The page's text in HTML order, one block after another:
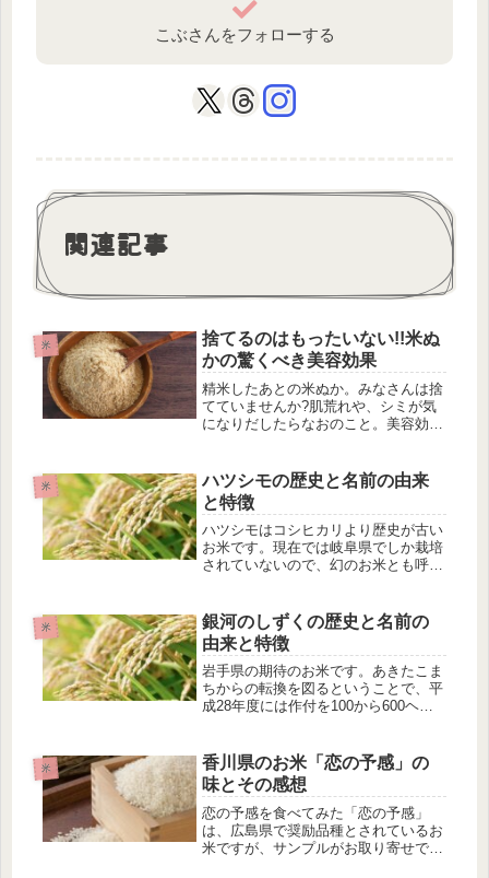
こぶさんをフォローする
関連記事
米
捨てるのはもったいない!!米ぬ
かの驚くべき美容効果
精米したあとの米ぬか。みなさんは捨
てていませんか?肌荒れや、シミが気
になりだしたらなおのこと。美容効果
美白･美容効果をつくる米ぬかの美容
成分米ぬかには、次のような美容にい
い...
米
ハツシモの歴史と名前の由来
と特徴
ハツシモはコシヒカリより歴史が古い
お米です。現在では岐阜県でしか栽培
されていないので、幻のお米とも呼ば
号」と「農林8号」を交配する。1950
年「ハツシモ」と命名される。...
米
銀河のしずくの歴史と名前の
由来と特徴
岩手県の期待のお米です。あきたこま
ちからの転換を図るということで、平
成28年度には作付を100から600ヘク
歴史2006年岩手県農業研究センターで
「奥羽400号」と「北陸2...
米
香川県のお米「恋の予感」の
味とその感想
恋の予感を食べてみた「恋の予感」
は、広島県で奨励品種とされているお
米ですが、サンプルがお取り寄せでき